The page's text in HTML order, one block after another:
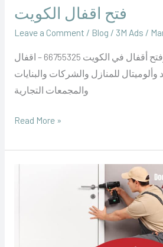
فتح اقفال الكويت
Leave a Comment / Blog / /
فني تركيب وتصليح وفتح أقفال في الكويت 66755325 – اقفال
للمنازل والشركات والبنايات
والمجمعات التجارية
Read More »